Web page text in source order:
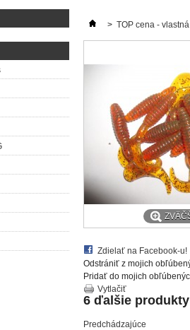
> TOP cena -
Zdielať na Facebook-u!
Odstrániť z mojich
Pridať do mojich
Vytlačiť
6 ďalšie
Predchádzajúce